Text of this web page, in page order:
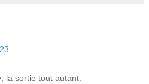
la sortie tout autant.